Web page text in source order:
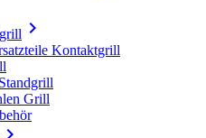

Kontaktgrill
Grill